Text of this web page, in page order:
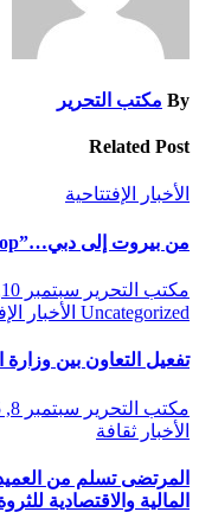
By مكتب التحرير
Related Post
الأخبار الإفتتاحية
من بيروت إلى دبي…”Top Stop” اللبنانية تقتحم المعارض الدولية
مكتب التحرير سبتمبر 10, 2025
Uncategorized الأخبار
تفعيل التعاون بين وزارة
مكتب التحرير سبتمبر 8, 2025
الأخبار ثقافة
المرتضى تسلم من
المالية والاقتصادية